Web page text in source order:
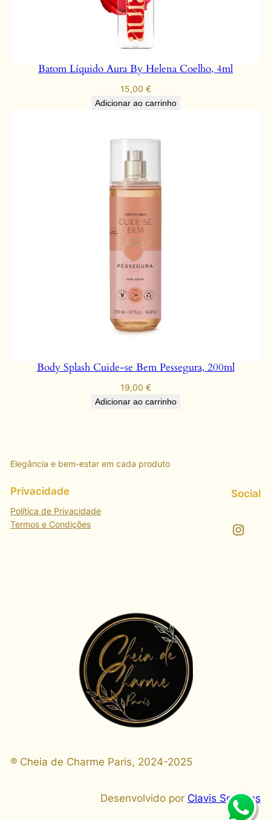
Batom Líquido Aura By Helena Coelho, 4ml
15,00 €
Adicionar ao carrinho
Body Splash Cuide-se Bem Pessegura, 200ml
19,00 €
Adicionar ao carrinho
Elegância e bem-estar em cada produto
Privacidade
Política de Privacidade
Termos e Condições
Social
Instagram
® Cheia de Charme Paris, 2024-2025
Desenvolvido por Clavis Services